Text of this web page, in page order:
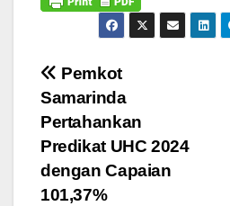
Navigasi
pos
Pemkot
Samarinda
Pertahankan
Predikat UHC 2024
dengan Capaian
101,37%